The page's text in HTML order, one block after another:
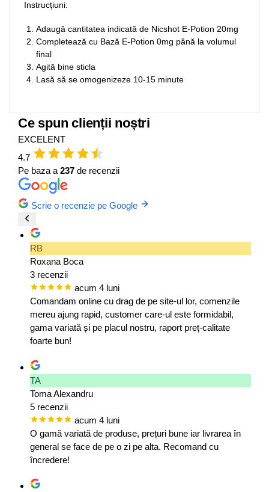
Instrucțiuni:
Adaugă cantitatea indicată de Nicshot E-Potion 20mg
Completează cu Bază E-Potion 0mg până la volumul
final
Agită bine sticla
Lasă să se omogenizeze 10-15 minute
Ce spun clienții noștri
EXCELENT
4.7
Pe baza a 237 de recenzii
Scrie o recenzie pe Google
RB
Roxana Boca
3 recenzii
acum 4 luni
Comandam online cu drag de pe site-ul lor, comenzile
mereu ajung rapid, customer care-ul este formidabil,
gama variată și pe placul nostru, raport preț-calitate
foarte bun!
TA
Toma Alexandru
5 recenzii
acum 4 luni
O gamă variată de produse, prețuri bune iar livrarea în
general se face de pe o zi pe alta. Recomand cu
încredere!